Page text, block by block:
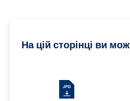
На цій сторінці ви